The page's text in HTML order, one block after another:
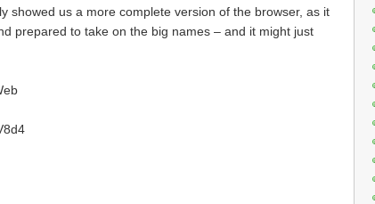
showed us a more complete version of the browser, as it
prepared to take on the big names – and it might just